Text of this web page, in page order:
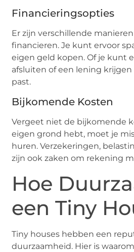
Financieringsopties
Er zijn verschillende
financieren. Je kunt ervoor
eigen geld kopen. Of je kunt
afsluiten of een lening krijgen
past.
Bijkomende Kosten
Vergeet niet de bijkomende
eigen grond hebt, moet je
huren. Verzekeringen,
zijn ook zaken om rekening
Hoe
een Tiny
Tiny houses hebben een
duurzaamheid. Hier is